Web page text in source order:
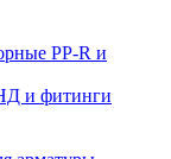
PP-R и
и фитинги